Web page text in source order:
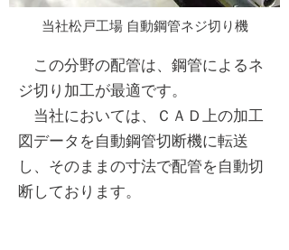
当社松戸工場 自動鋼管ネジ切り機
この分野の配管は、鋼管によるネ
ジ切り加工が最適です。
当社においては、ＣＡＤ上の加工
図データを自動鋼管切断機に転送
し、そのままの寸法で配管を自動切
断しております。